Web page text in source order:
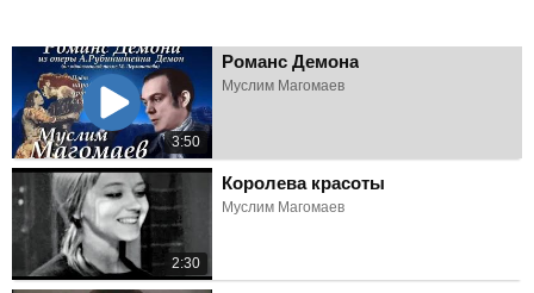
3:50
Романс Демона
Муслим Магомаев
2:30
Королева красоты
Муслим Магомаев